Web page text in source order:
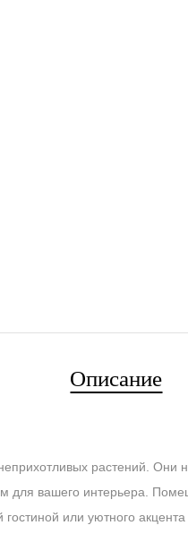
Описание
растений. Они
для вашего интерьера.
или уютного